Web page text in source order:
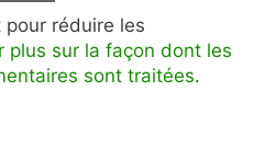
réduire les
plus sur la façon dont les
sont traitées.